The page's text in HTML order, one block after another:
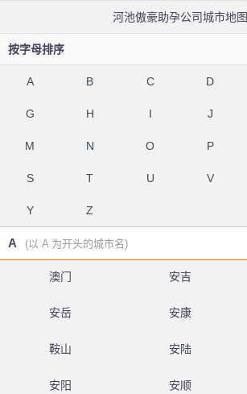
河池傲豪助孕公司城市地图
按字母排序
A B C D
G H I J
M N O P
S T U V
Y Z
A (以 A 为开头的城市名)
澳门 安吉
安岳 安康
鞍山 安陆
安阳 安顺